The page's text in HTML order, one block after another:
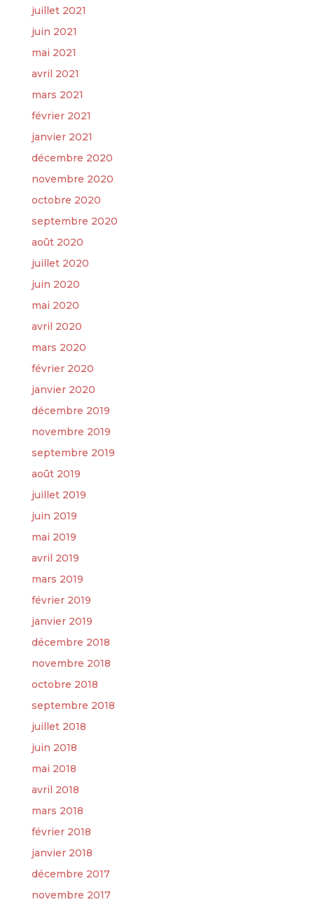
juillet 2021
juin 2021
mai 2021
avril 2021
mars 2021
février 2021
janvier 2021
décembre 2020
novembre 2020
octobre 2020
septembre 2020
août 2020
juillet 2020
juin 2020
mai 2020
avril 2020
mars 2020
février 2020
janvier 2020
décembre 2019
novembre 2019
septembre 2019
août 2019
juillet 2019
juin 2019
mai 2019
avril 2019
mars 2019
février 2019
janvier 2019
décembre 2018
novembre 2018
octobre 2018
septembre 2018
juillet 2018
juin 2018
mai 2018
avril 2018
mars 2018
février 2018
janvier 2018
décembre 2017
novembre 2017